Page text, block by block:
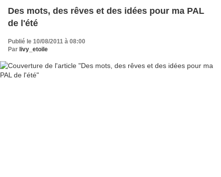
Des mots, des rêves et des idées pour ma PAL
de l'été
Publié le 10/08/2011 à 08:00
Par livy_etoile